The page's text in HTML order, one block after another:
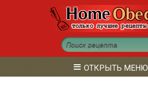
≡ ОТКРЫТЬ МЕНЮ